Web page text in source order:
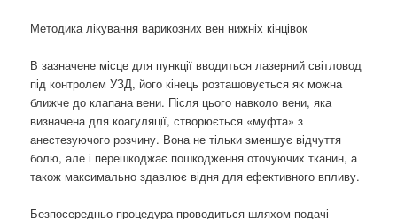
Методика лікування варикозних вен нижніх кінцівок
В зазначене місце для пункції вводиться лазерний світловод
під контролем УЗД, його кінець розташовується як можна
ближче до клапана вени. Після цього навколо вени, яка
визначена для коагуляції, створюється «муфта» з
анестезуючого розчину. Вона не тільки зменшує відчуття
болю, але і перешкоджає пошкодження оточуючих тканин, а
також максимально здавлює відня для ефективного впливу.
Безпосередньо процедура проводиться шляхом подачі